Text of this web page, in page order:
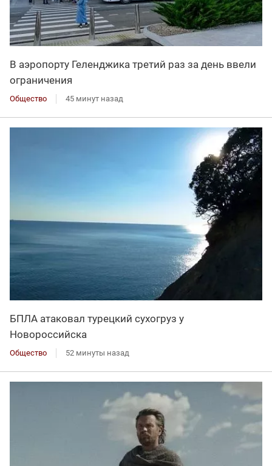
В аэропорту Геленджика третий раз за день ввели
ограничения
Общество 45 минут назад
БПЛА атаковал турецкий сухогруз у
Новороссийска
Общество 52 минуты назад